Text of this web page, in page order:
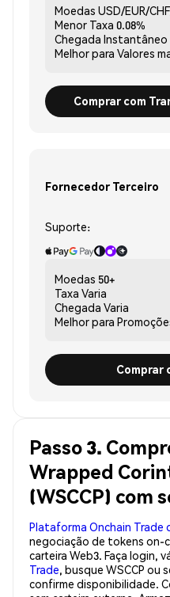
Moedas USD/EUR/
Menor Taxa 0.08%
Chegada Instantâneo
Melhor para Valores
Comprar com
Fornecedor Terceiro
Suporte:
Moedas 50+
Taxa Varia
Chegada Varia
Melhor para
Comprar
Passo 3.
Wrapped
(WSCCP) com
Plataforma Onchain Trade
negociação de tokens on-
carteira Web3. Faça login,
Trade, busque WSCCP ou
confirme disponibilidade.